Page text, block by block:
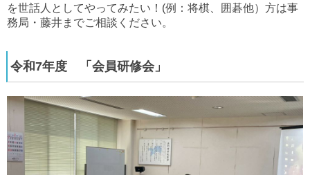
を世話人としてやってみたい！(例：将棋、囲碁他）方は事
務局・藤井までご相談ください。
令和7年度 「会員研修会」